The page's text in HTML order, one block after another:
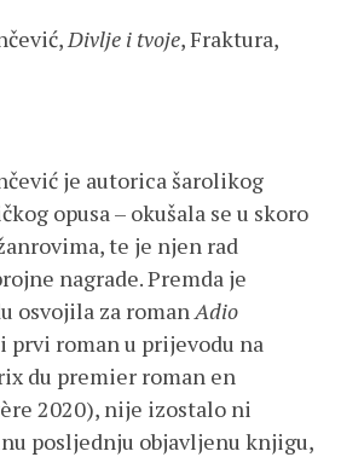
Divlje i tvoje, Fraktura,
je autorica šarolikog
opusa – okušala se u skoro
te je njen rad
nagrade. Premda je
osvojila za romanAdio
prvi roman u prijevodu na
du premier roman en
2020), nije izostalo ni
posljednju objavljenu knjigu,